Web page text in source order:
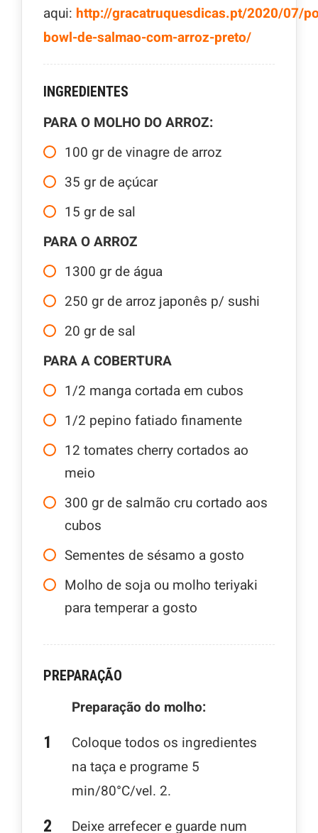
aqui: http://gracatruquesdicas.pt/2020/07/
bowl-de-salmao-com-arroz-preto/
INGREDIENTES
PARA O MOLHO DO ARROZ:
100 gr de vinagre de arroz
35 gr de açúcar
15 gr de sal
PARA O ARROZ
1300 gr de água
250 gr de arroz japonês p/ sushi
20 gr de sal
PARA A COBERTURA
1/2 manga cortada em cubos
1/2 pepino fatiado finamente
12 tomates cherry cortados ao
meio
300 gr de salmão cru cortado aos
cubos
Sementes de sésamo a gosto
Molho de soja ou molho teriyaki
para temperar a gosto
PREPARAÇÃO
Preparação do molho:
Coloque todos os ingredientes
na taça e programe 5
min/80°C/vel. 2.
Deixe arrefecer e guarde num